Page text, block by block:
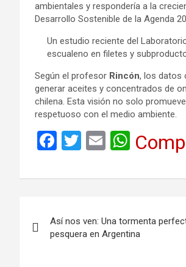
ambientales y respondería a la
Desarrollo Sostenible de la Agenda
Un estudio reciente del
escualeno en filetes y
Según el profesor Rincón, los datos
generar aceites y concentrados de
chilena. Esta visión no solo
respetuoso con el medio ambiente.
F
ce
o
o
T
tt
E
ail
W
at
A
p
de
Así nos ven: Una tormenta
pesquera en Argentina